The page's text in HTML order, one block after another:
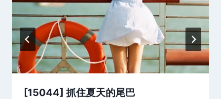
[15044] 抓住夏天的尾巴